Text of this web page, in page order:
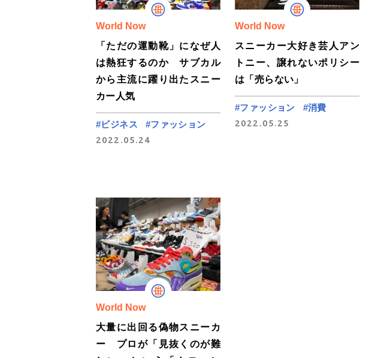
World Now
「ただの運動靴」になぜ人
は熱狂するのか サブカル
から主流に躍り出たスニー
カー人気
#ビジネス
#ファッション
2022.05.24
World Now
スニーカー大好き芸人アン
トニー、譲れないポリシー
は「売らない」
#ファッション
#消費
2022.05.25
World Now
大量に出回る偽物スニーカ
ー プロが「見抜くのが難